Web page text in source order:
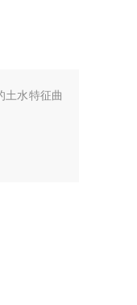
土水特征曲